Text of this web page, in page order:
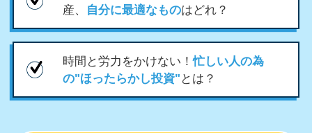
産、 自分に最適なものはどれ？
時間と労力をかけない！忙しい人の為
の"ほったらかし投資" とは？